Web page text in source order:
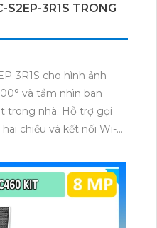
S2EP-3R1S TRONG
3R1S cho hình ảnh
và tầm nhìn ban
trong nhà. Hỗ trợ gọi
chiều và kết nối Wi-Fi
lưu đám mây dễ lắp đặt